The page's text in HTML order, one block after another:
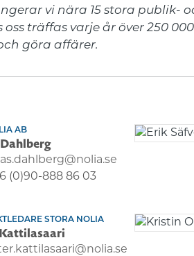
vi nära 15 stora publik-
oss träffas varje år över 250
göra affärer.
AB
(0)90-888 86 03
STORA NOLIA